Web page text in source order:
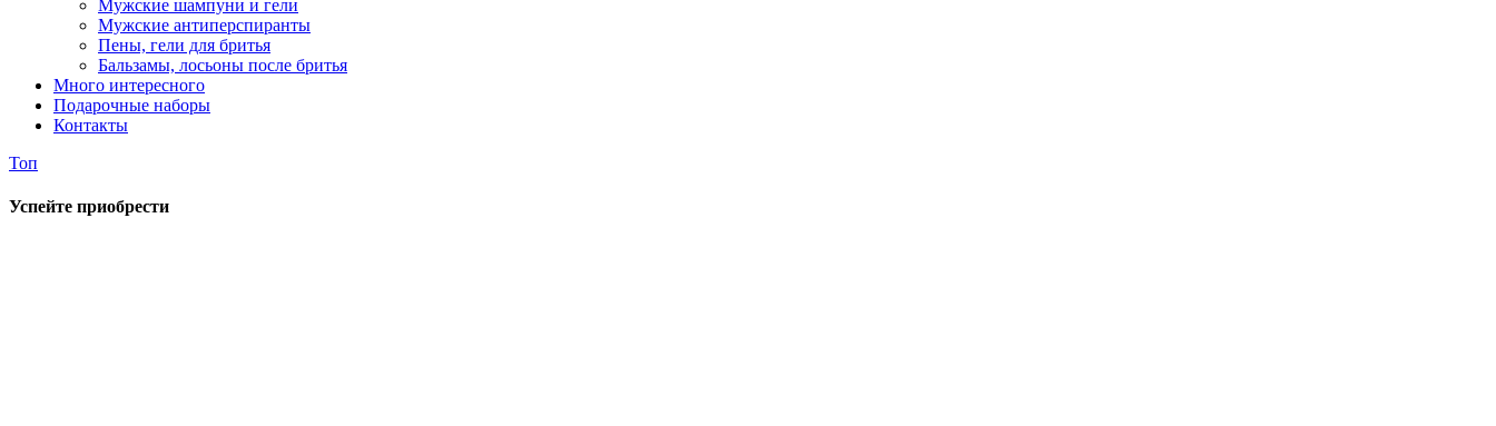
Мужские шампуни и гели
Мужские антиперспиранты
Пены, гели для бритья
Бальзамы, лосьоны после бритья
Много интересного
Подарочные наборы
Контакты
Топ
Успейте приобрести